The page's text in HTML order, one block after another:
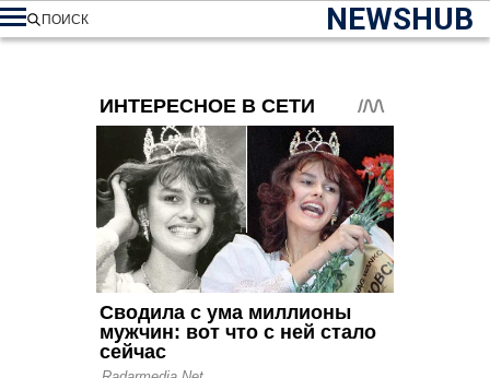
NEWSHUB
ПОИСК